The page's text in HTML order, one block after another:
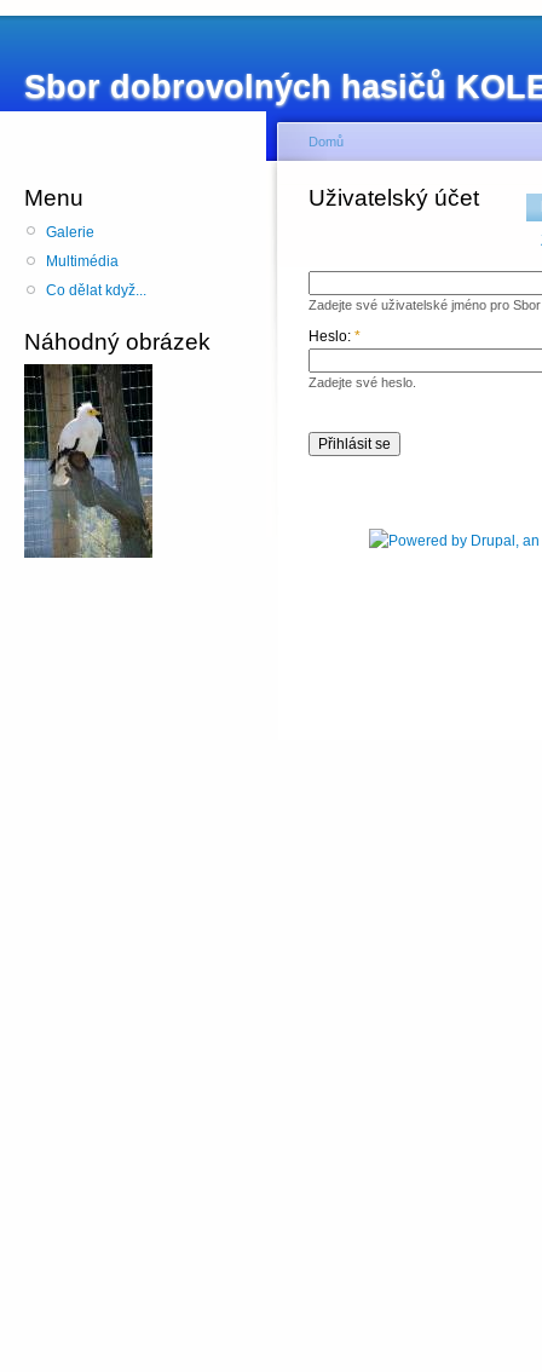
Sbor dobrovolných hasičů
Menu
Galerie
Multimédia
Co dělat když...
Náhodný obrázek
Domů
Uživatelský účet
Zadejte své uživatelské jméno pro
Heslo: *
Zadejte své heslo.